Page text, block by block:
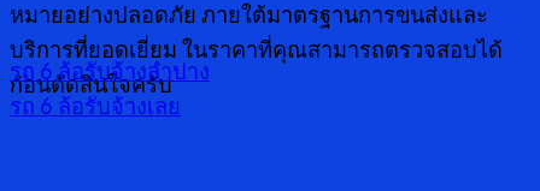
หมายอย่างปลอดภัย ภายใต้มาตรฐานการขนส่งและ
บริการที่ยอดเยี่ยม ในราคาที่คุณสามารถตรวจสอบได้
ก่อนตัดสินใจครับ
รถ 6 ล้อรับจ้างลำปาง
รถ 6 ล้อรับจ้างเลย